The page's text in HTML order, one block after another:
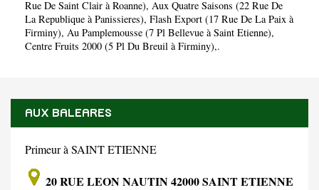
Rue De Saint Clair à Roanne), Aux Quatre Saisons (22 Rue De
La Republique à Panissieres), Flash Export (17 Rue De La Paix à
Firminy), Au Pamplemousse (7 Pl Bellevue à Saint Etienne),
Centre Fruits 2000 (5 Pl Du Breuil à Firminy),.
AUX BALEARES
Primeur à SAINT ETIENNE
20 RUE LEON NAUTIN 42000 SAINT ETIENNE